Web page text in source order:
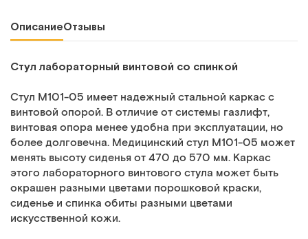
ОписаниеОтзывы
Стул лабораторный винтовой со спинкой
Cтул М101-05 имеет надежный стальной каркас с
винтовой опорой. В отличие от системы газлифт,
винтовая опора менее удобна при эксплуатации, но
более долговечна. Медицинский стул М101-05 может
менять высоту сиденья от 470 до 570 мм. Каркас
этого лабораторного винтового стула может быть
окрашен разными цветами порошковой краски,
сиденье и спинка обиты разными цветами
искусственной кожи.